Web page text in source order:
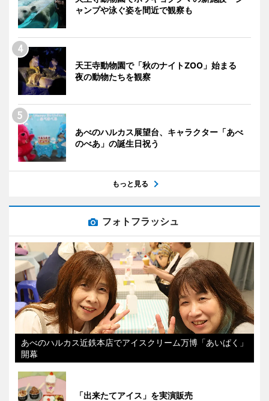
ャンプや泳ぐ姿を間近で観察も
天王寺動物園で「秋のナイトZOO」始まる
夜の動物たちを観察
あべのハルカス展望台、キャラクター「あべ
のべあ」の誕生日祝う
もっと見る
フォトフラッシュ
あべのハルカス近鉄本店でアイスクリーム万博「あいぱく」
開幕
「出来たてアイス」を実演販売